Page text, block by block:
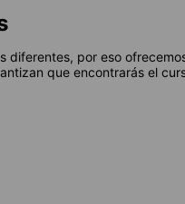
diferentes, por eso
que encontrarás el